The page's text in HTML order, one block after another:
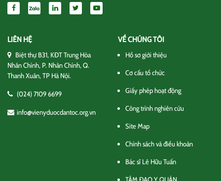
LIÊN HỆ
Biệt thự B31, KĐT Trung Hòa
Nhân Chính, P. Nhân Chính, Q.
Thanh Xuân, TP Hà Nội.
(024) 7109 6699
info@vienyduocdantoc.org.vn
VỀ CHÚNG TÔI
Hồ sơ giới thiệu
Cơ cấu tổ chức
Giấy phép hoạt động
Công trình nghiên cứu
Site Map
Chính sách và điều khoản
Bác sĩ Lê Hữu Tuấn